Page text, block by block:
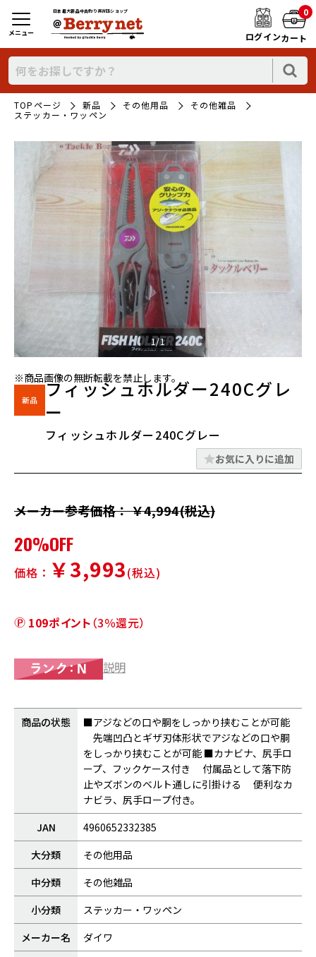
日本最大新品中古釣り具WEBショップ
ログイン
0
カート
メニュー
TOPページ 新品 その他用品
その他雑品
ステッカー・ワッペン
1/1
※商品画像の無断転載を禁止します。
フィッシュホルダー240Cグレ
ー
フィッシュホルダー240Cグレー
お気に入りに追加
メーカー参考価格： ￥4,994(税込)
20%OFF
価格： ￥3,993(税込)
109ポイント （3％還元）
説明
商品の状態
■アジなどの口や胴をしっかり挟むことが可能
先端凹凸とギザ刃体形状でアジなどの口や胴
をしっかり挟むことが可能 ■カナビナ、尻手ロ
ープ、フックケース付き 付属品として落下防
止やズボンのベルト通しに引掛ける 便利なカ
ナビラ、尻手ロープ付き。
JAN
4960652332385
大分類
その他用品
中分類
その他雑品
小分類
ステッカー・ワッペン
メーカー名
ダイワ